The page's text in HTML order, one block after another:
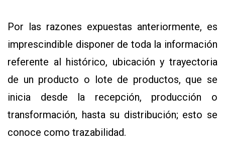
Por las razones expuestas anteriormente, es
imprescindible disponer de toda la información
referente al histórico, ubicación y trayectoria
de un producto o lote de productos, que se
inicia desde la recepción, producción o
transformación, hasta su distribución; esto se
conoce como trazabilidad.